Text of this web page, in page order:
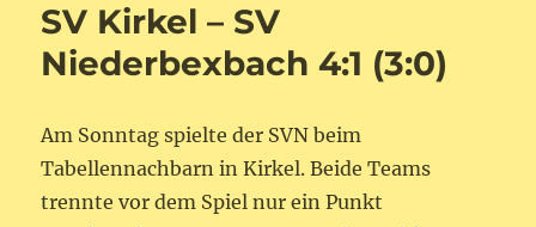
SV Kirkel – SV
Niederbexbach 4:1 (3:0)
Am Sonntag spielte der SVN beim
Tabellennachbarn in Kirkel. Beide Teams
trennte vor dem Spiel nur ein Punkt